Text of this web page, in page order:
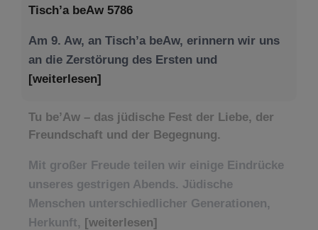
Tisch’a beAw 5786
Am 9. Aw, an Tisch’a beAw, erinnern wir uns
an die Zerstörung des Ersten und
[weiterlesen]
Tu be’Aw – das jüdische Fest der Liebe, der
Freundschaft und der Begegnung.
Mit großer Freude teilen wir einige Eindrücke
unseres gestrigen Abends. Jüdische
Menschen unterschiedlicher Generationen,
Herkunft, [weiterlesen]